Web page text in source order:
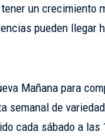
un crecimiento
pueden llegar
Mañana para
semanal de
cada sábado a las